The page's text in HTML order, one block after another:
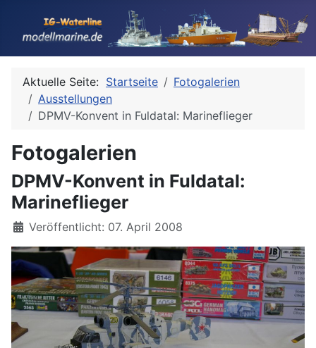
Aktuelle Seite: Startseite
Fotogalerien
Ausstellungen
DPMV-Konvent in Fuldatal: Marineflieger
Fotogalerien
DPMV-Konvent in Fuldatal:
Marineflieger
Details
Veröffentlicht: 07. April 2008